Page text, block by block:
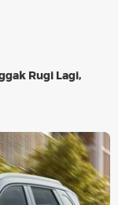
Rugi Lagi,